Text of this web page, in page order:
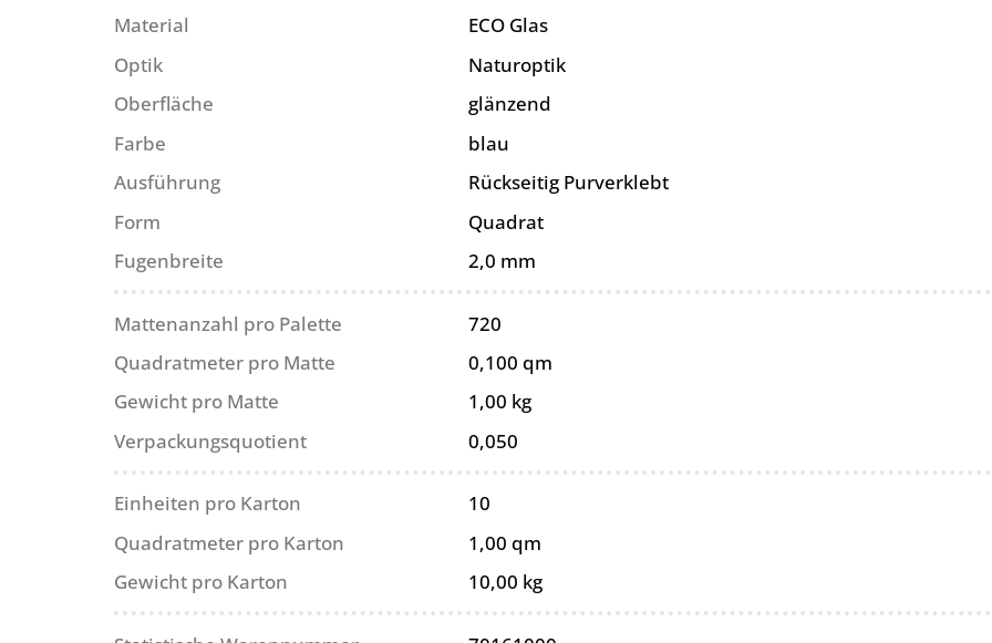
Material
ECO Glas
Optik
Naturoptik
Oberfläche
glänzend
Farbe
blau
Ausführung
Rückseitig Purverklebt
Form
Quadrat
Fugenbreite
2,0 mm
Mattenanzahl pro Palette
720
Quadratmeter pro Matte
0,100 qm
Gewicht pro Matte
1,00 kg
Verpackungsquotient
0,050
Einheiten pro Karton
10
Quadratmeter pro Karton
1,00 qm
Gewicht pro Karton
10,00 kg